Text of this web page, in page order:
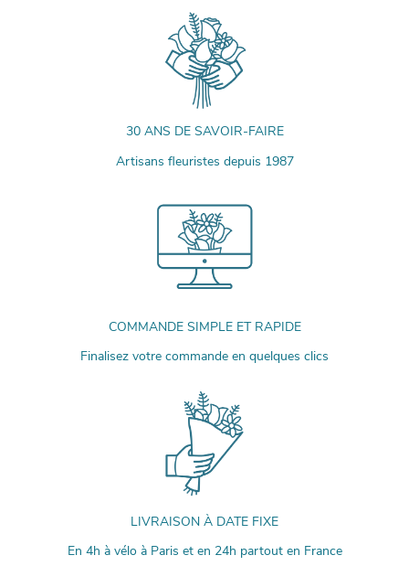
30 ANS DE SAVOIR-FAIRE
Artisans fleuristes depuis 1987
COMMANDE SIMPLE ET RAPIDE
Finalisez votre commande en quelques clics
LIVRAISON À DATE FIXE
En 4h à vélo à Paris et en 24h partout en France